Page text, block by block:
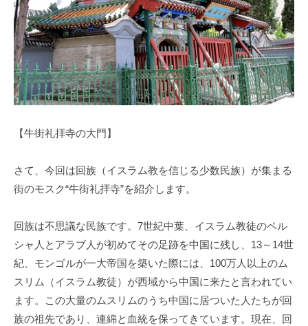
【牛街礼拝寺の大門】
さて、今回は回族（イスラム教を信じる少数民族）が集まる
街のモスク“牛街礼拝寺”を紹介します。
回族は不思議な民族です。7世紀中葉、イスラム教徒のペル
シャ人とアラブ人が初めてその足跡を中国に残し、13～14世
紀、モンゴルが一大帝国を築いた際には、100万人以上のム
スリム（イスラム教徒）が西域から中国に来たと言われてい
ます。この大量のムスリムのうち中国に居ついた人たちが回
族の祖先であり、連綿と血統を保ってきています。現在、回